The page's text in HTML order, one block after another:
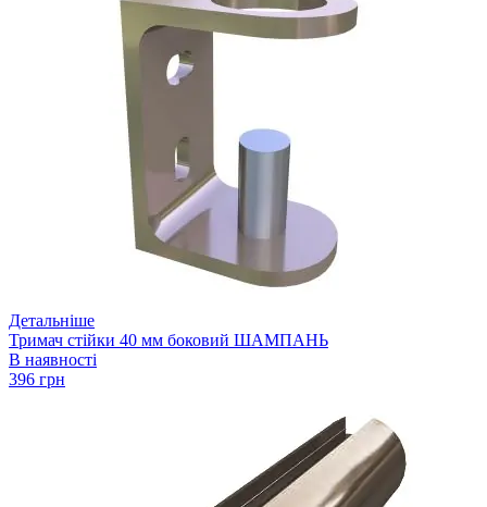
Детальніше
Тримач стійки 40 мм боковий ШАМПАНЬ
В наявності
396 грн